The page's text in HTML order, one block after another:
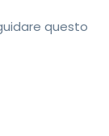
questo